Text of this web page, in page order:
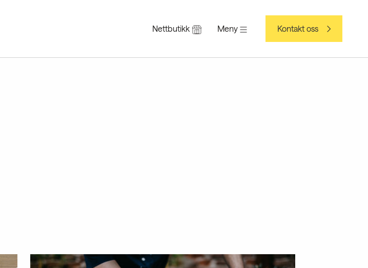
Nettbutikk Meny Kontakt oss